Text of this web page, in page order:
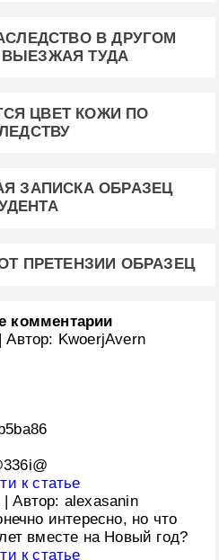
В ДРУГОМ
ВЫЕЗЖАЯ ТУДА
ЦВЕТ КОЖИ ПО
ЗАПИСКА ОБРАЗЕЦ
ПРЕТЕНЗИИ ОБРАЗЕЦ
комментарии
Автор: KwoerjAvern
к статье
|Автор: alexasanin
интересно, но что
вместе на Новый год?
к статье